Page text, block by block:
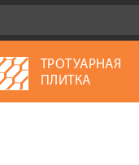
ТРОТУАРНАЯ
ПЛИТКА